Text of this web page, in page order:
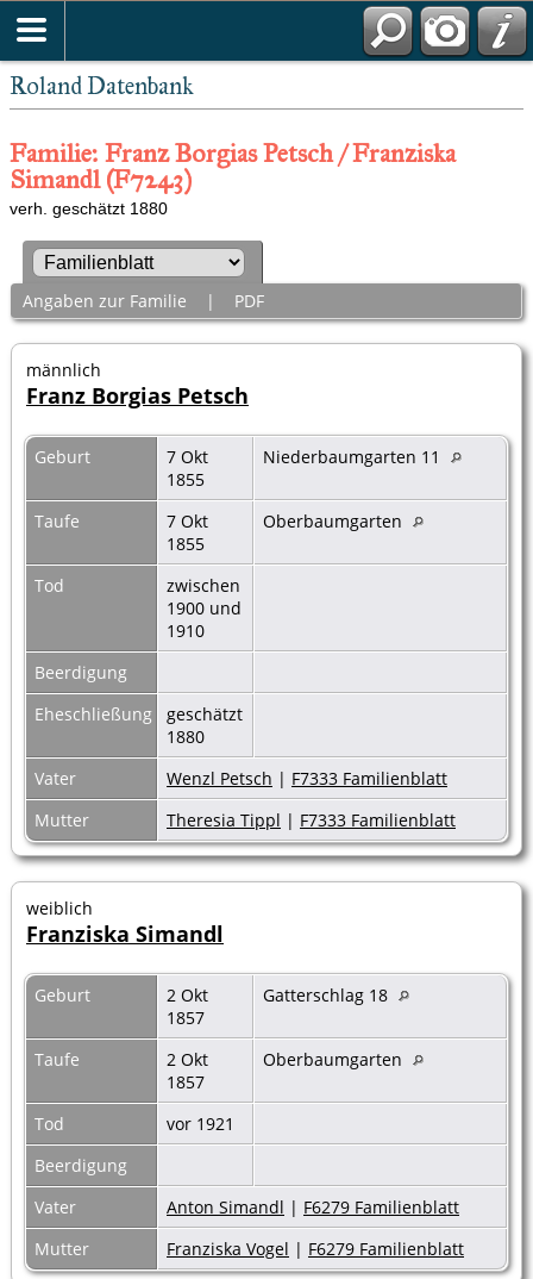
Roland Datenbank
Familie: Franz Borgias Petsch / Franziska
Simandl (F7243)
verh. geschätzt 1880
Angaben zur Familie | PDF
männlich
Franz Borgias Petsch
Geburt
7 Okt
1855
Niederbaumgarten 11
Taufe
7 Okt
1855
Oberbaumgarten
Tod
zwischen
1900 und
1910
Beerdigung
Eheschließung
geschätzt
1880
Vater
Wenzl Petsch | F7333 Familienblatt
Mutter
Theresia Tippl | F7333 Familienblatt
weiblich
Franziska Simandl
Geburt
2 Okt
1857
Gatterschlag 18
Taufe
2 Okt
1857
Oberbaumgarten
Tod
vor 1921
Beerdigung
Vater
Anton Simandl | F6279 Familienblatt
Mutter
Franziska Vogel | F6279 Familienblatt